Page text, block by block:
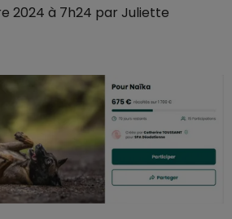
2024 à 7h24 par Juliette